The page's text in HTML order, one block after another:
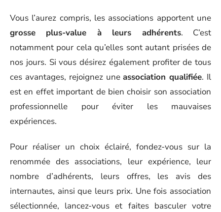
Vous l’aurez compris, les associations apportent une
grosse plus-value à leurs adhérents. C’est
notamment pour cela qu’elles sont autant prisées de
nos jours. Si vous désirez également profiter de tous
ces avantages, rejoignez uneassociation qualifiée. Il
est en effet important de bien choisir son association
professionnelle pour éviter les mauvaises
expériences.
Pour réaliser un choix éclairé, fondez-vous sur la
renommée des associations, leur expérience, leur
nombre d’adhérents, leurs offres, les avis des
internautes, ainsi que leurs prix. Une fois association
sélectionnée, lancez-vous et faites basculer votre